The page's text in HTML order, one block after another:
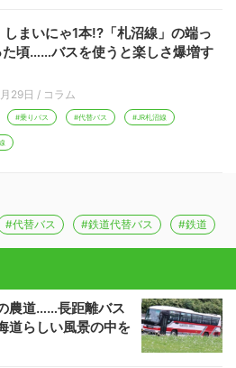
しまいにゃ1本!?「札沼線」の端っ
た頃……バスを使うと楽しさ爆増す
29日 / コラム
#乗りバス #代替バス #JR札沼線
#代替バス #鉄道代替バス #鉄道
農道……長距離バス
道らしい風景の中を